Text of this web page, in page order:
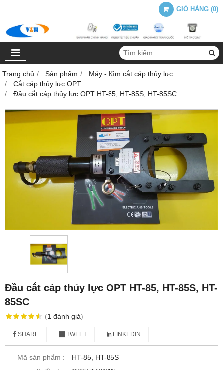
GIỎ HÀNG (0)
Trang chủ Sản phẩm
Máy - Kìm cắt cáp thủy lực
Cắt cáp thủy lực OPT
Đầu cắt cáp thủy lực OPT HT-85, HT-85S, HT-85SC
Đầu cắt cáp thủy lực OPT HT-85, HT-85S, HT-
85SC
(1 đánh giá)
SHARE TWEET LINKEDIN
Mã sản phẩm :
HT-85, HT-85S